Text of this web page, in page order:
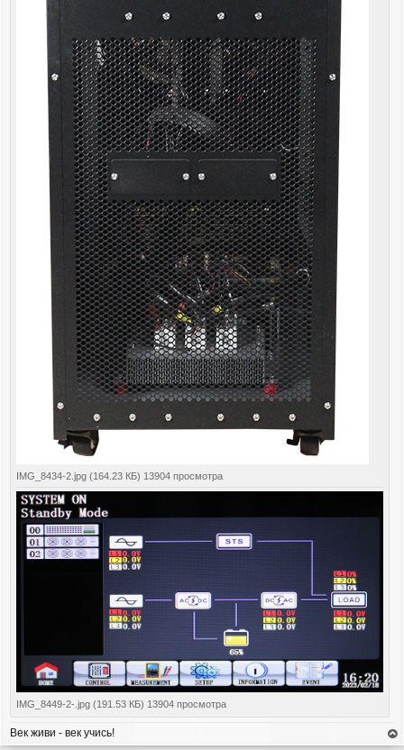
IMG_8434-2.jpg (164.23 КБ) 13904 просмотра
IMG_8449-2-.jpg (191.53 КБ) 13904 просмотра
Век живи - век учись!
ер